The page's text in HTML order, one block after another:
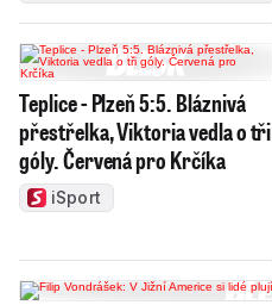
Teplice - Plzeň 5:5. Bláznivá
přestřelka, Viktoria vedla o tři
góly. Červená pro Krčíka
iSport